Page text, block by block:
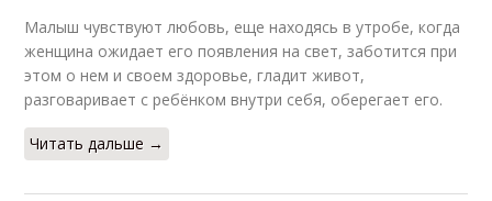
Малыш чувствуют любовь, еще находясь в утробе, когда
женщина ожидает его появления на свет, заботится при
этом о нем и своем здоровье, гладит живот,
разговаривает с ребёнком внутри себя, оберегает его.
Читать дальше →